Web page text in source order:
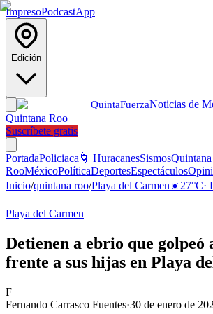
ImpresoPodcastApp
Edición
QuintaFuerzaNoticias de
Quintana Roo
Suscríbete gratis
PortadaPoliciaca 🌀 HuracanesSismosQuintana
RooMéxicoPolíticaDeportesEspectáculos
Inicio/quintana roo/Playa del Carmen☀️27°C·
Playa del Carmen
Detienen a ebrio que golpeó
frente a sus hijas en Playa
F
Fernando Carrasco Fuentes·30 de enero de